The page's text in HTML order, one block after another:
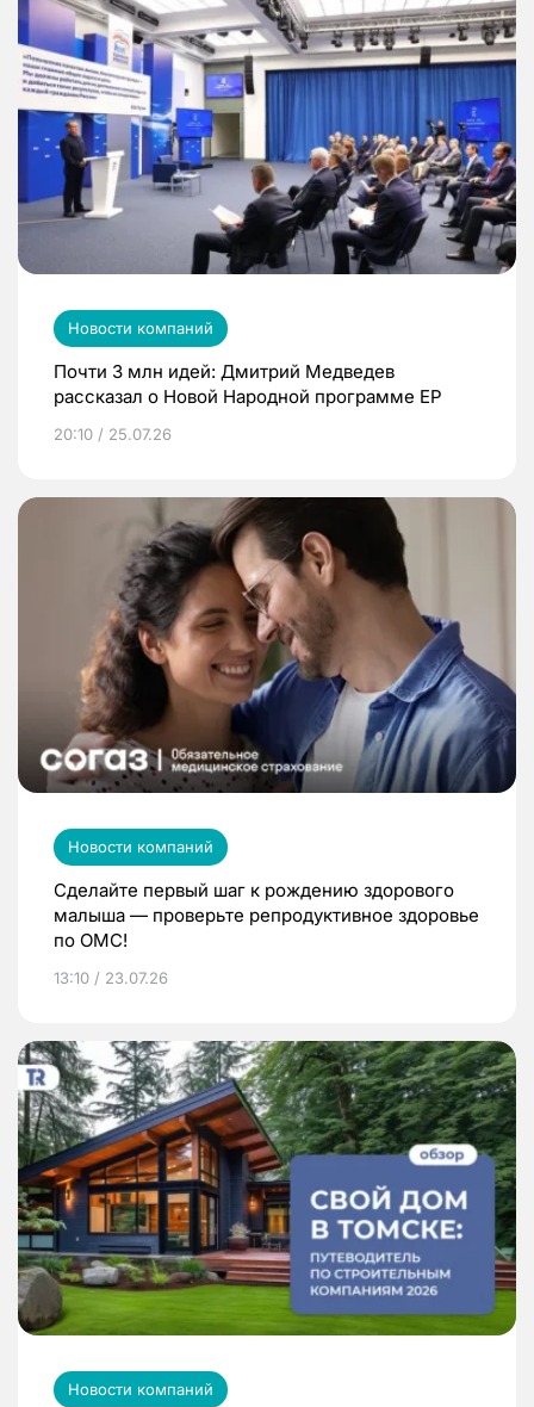
Новости компаний
Почти 3 млн идей: Дмитрий Медведев
рассказал о Новой Народной программе ЕР
20:10 / 25.07.26
Новости компаний
Сделайте первый шаг к рождению здорового
малыша — проверьте репродуктивное здоровье
по ОМС!
13:10 / 23.07.26
Новости компаний